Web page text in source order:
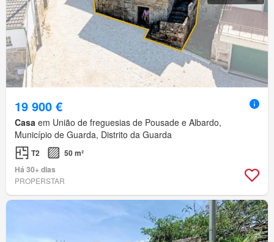
19 900 €
Casa em União de freguesias de Pousade e Albardo,
Município de Guarda, Distrito da Guarda
T2
50 m²
Há 30+ dias
PROPERSTAR